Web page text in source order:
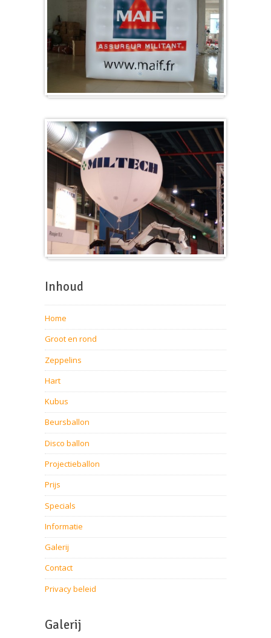
Inhoud
Home
Groot en rond
Zeppelins
Hart
Kubus
Beursballon
Disco ballon
Projectieballon
Prijs
Specials
Informatie
Galerij
Contact
Privacy beleid
Galerij